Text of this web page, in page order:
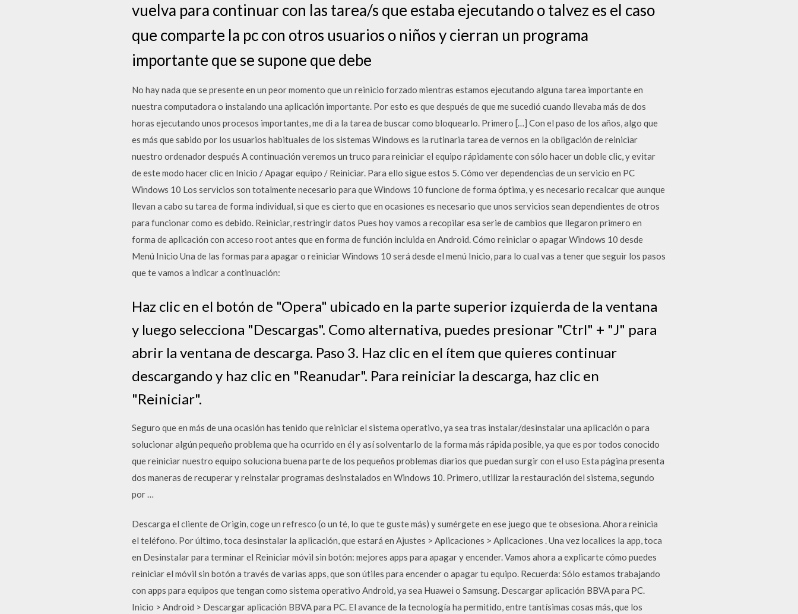
vuelva para continuar con las tarea/s que estaba ejecutando o talvez es el caso
que comparte la pc con otros usuarios o niños y cierran un programa
importante que se supone que debe
No hay nada que se presente en un peor momento que un reinicio forzado mientras estamos ejecutando alguna tarea importante en
nuestra computadora o instalando una aplicación importante. Por esto es que después de que me sucedió cuando llevaba más de dos
horas ejecutando unos procesos importantes, me di a la tarea de buscar como bloquearlo. Primero […] Con el paso de los años, algo que
es más que sabido por los usuarios habituales de los sistemas Windows es la rutinaria tarea de vernos en la obligación de reiniciar
nuestro ordenador después A continuación veremos un truco para reiniciar el equipo rápidamente con sólo hacer un doble clic, y evitar
de este modo hacer clic en Inicio / Apagar equipo / Reiniciar. Para ello sigue estos 5. Cómo ver dependencias de un servicio en PC
Windows 10 Los servicios son totalmente necesario para que Windows 10 funcione de forma óptima, y es necesario recalcar que aunque
llevan a cabo su tarea de forma individual, si que es cierto que en ocasiones es necesario que unos servicios sean dependientes de otros
para funcionar como es debido. Reiniciar, restringir datos Pues hoy vamos a recopilar esa serie de cambios que llegaron primero en
forma de aplicación con acceso root antes que en forma de función incluida en Android. Cómo reiniciar o apagar Windows 10 desde
Menú Inicio Una de las formas para apagar o reiniciar Windows 10 será desde el menú Inicio, para lo cual vas a tener que seguir los pasos
que te vamos a indicar a continuación:
Haz clic en el botón de "Opera" ubicado en la parte superior izquierda de la ventana
y luego selecciona "Descargas". Como alternativa, puedes presionar "Ctrl" + "J" para
abrir la ventana de descarga. Paso 3. Haz clic en el ítem que quieres continuar
descargando y haz clic en "Reanudar". Para reiniciar la descarga, haz clic en
"Reiniciar".
Seguro que en más de una ocasión has tenido que reiniciar el sistema operativo, ya sea tras instalar/desinstalar una aplicación o para
solucionar algún pequeño problema que ha ocurrido en él y así solventarlo de la forma más rápida posible, ya que es por todos conocido
que reiniciar nuestro equipo soluciona buena parte de los pequeños problemas diarios que puedan surgir con el uso Esta página presenta
dos maneras de recuperar y reinstalar programas desinstalados en Windows 10. Primero, utilizar la restauración del sistema, segundo
por …
Descarga el cliente de Origin, coge un refresco (o un té, lo que te guste más) y sumérgete en ese juego que te obsesiona. Ahora reinicia
el teléfono. Por último, toca desinstalar la aplicación, que estará en Ajustes > Aplicaciones > Aplicaciones . Una vez localices la app, toca
en Desinstalar para terminar el Reiniciar móvil sin botón: mejores apps para apagar y encender. Vamos ahora a explicarte cómo puedes
reiniciar el móvil sin botón a través de varias apps, que son útiles para encender o apagar tu equipo. Recuerda: Sólo estamos trabajando
con apps para equipos que tengan como sistema operativo Android, ya sea Huawei o Samsung. Descargar aplicación BBVA para PC.
Inicio > Android > Descargar aplicación BBVA para PC. El avance de la tecnología ha permitido, entre tantísimas cosas más, que los